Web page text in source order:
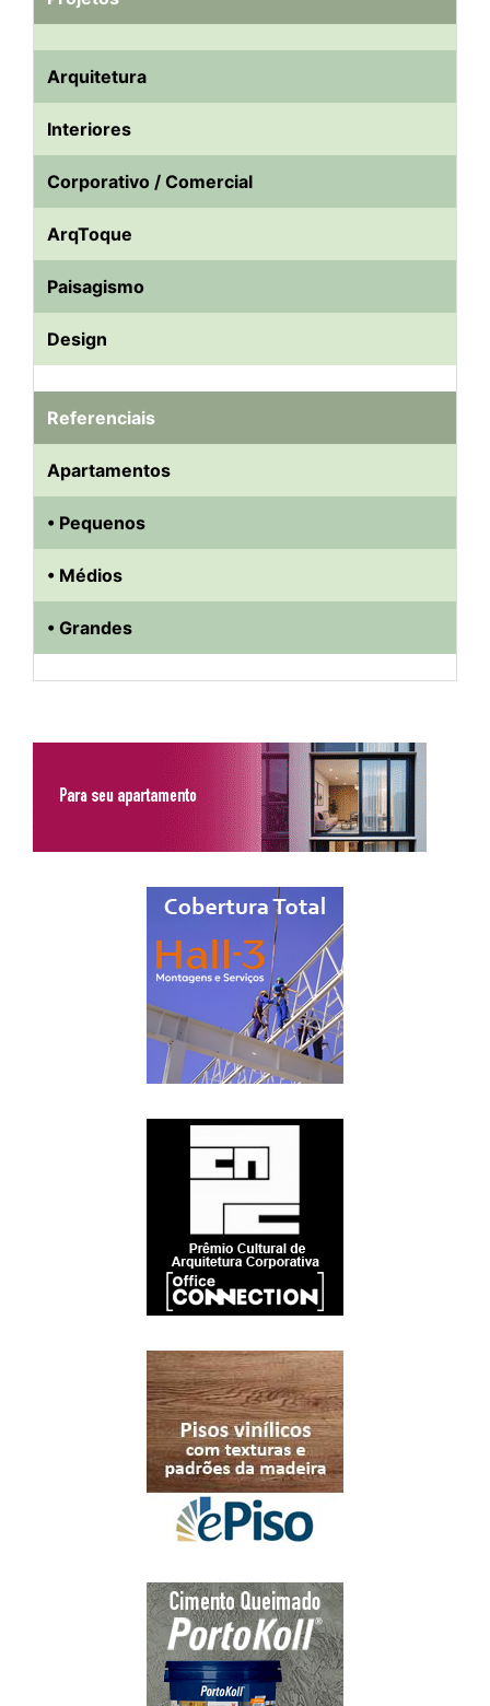
Arquitetura
Interiores
Corporativo / Comercial
ArqToque
Paisagismo
Design
Referenciais
Apartamentos
• Pequenos
• Médios
• Grandes